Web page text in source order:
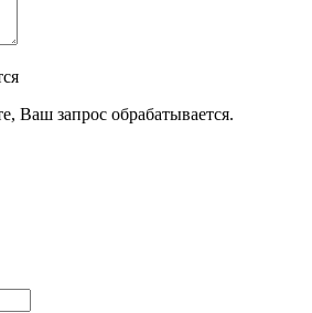
Ваш запрос обрабатывается.